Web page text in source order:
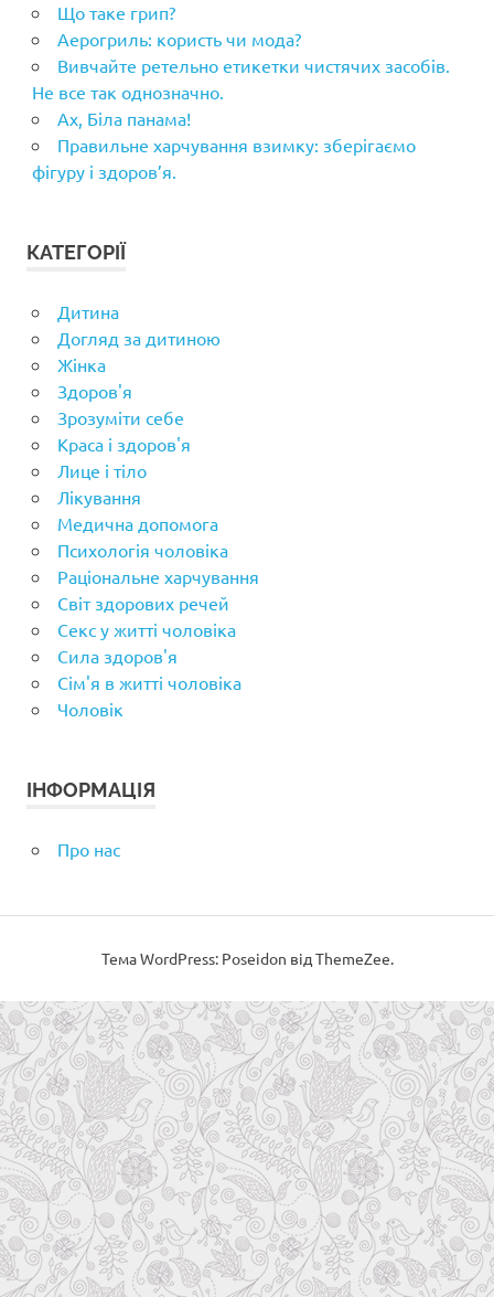
Що таке грип?
Аерогриль: користь чи мода?
Вивчайте ретельно етикетки чистячих засобів.
Не все так однозначно.
Ах, Біла панама!
Правильне харчування взимку: зберігаємо
фігуру і здоров’я.
КАТЕГОРІЇ
Дитина
Догляд за дитиною
Жінка
Здоров'я
Зрозуміти себе
Краса і здоров'я
Лице і тіло
Лікування
Медична допомога
Психологія чоловіка
Раціональне харчування
Світ здорових речей
Секс у житті чоловіка
Сила здоров'я
Сім'я в житті чоловіка
Чоловік
ІНФОРМАЦІЯ
Про нас
Тема WordPress: Poseidon від ThemeZee.